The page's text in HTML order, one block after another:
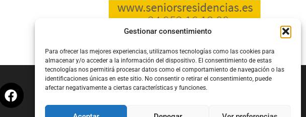
Gestionar consentimiento
Para ofrecer las mejores experiencias, utilizamos tecnologías como las cookies para
almacenar y/o acceder a la información del dispositivo. El consentimiento de estas
tecnologías nos permitirá procesar datos como el comportamiento de navegación o las
identificaciones únicas en este sitio. No consentir o retirar el consentimiento, puede
afectar negativamente a ciertas características y funciones.